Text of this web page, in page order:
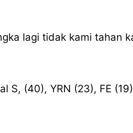
lagi tidak kami tahan
(40), YRN (23), FE